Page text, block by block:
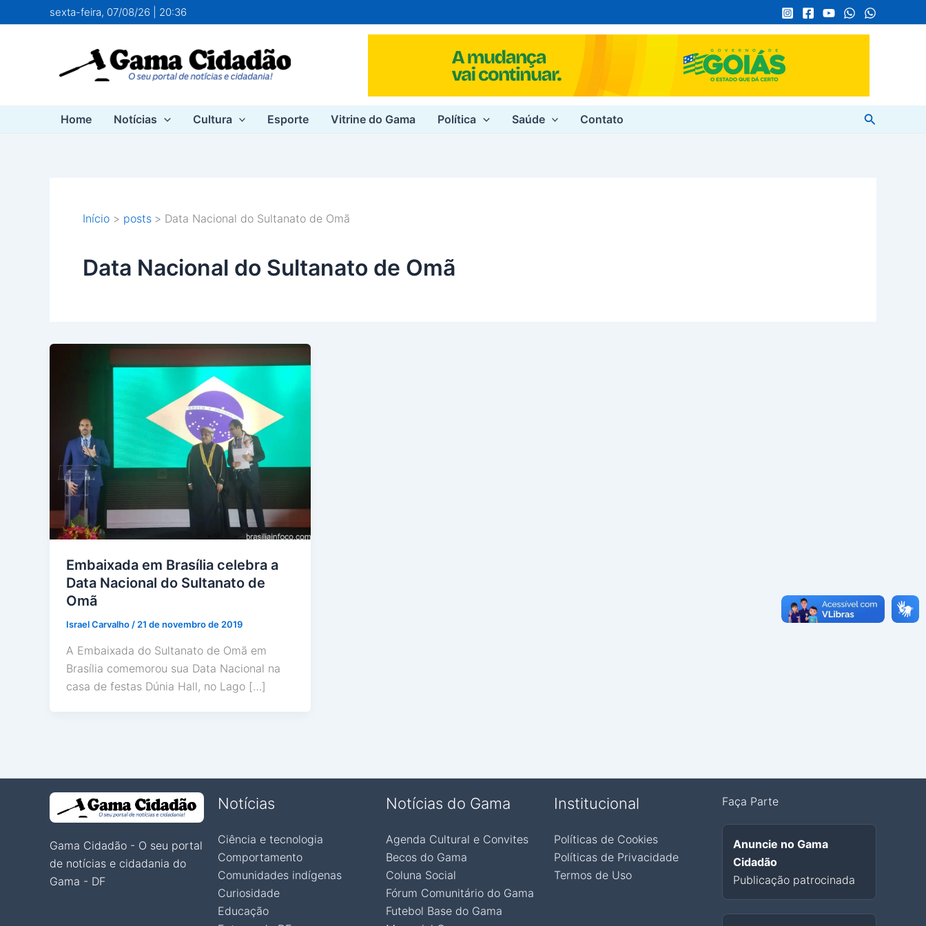
para
sexta-feira, 07/08/26 | 20:36
Home Notícias Cultura Esporte Vitrine do Gama Política Saúde Contato Pesquisar
Início posts Data Nacional do Sultanato de Omã
Data Nacional do Sultanato de Omã
Embaixada em Brasília celebra a
Data Nacional do Sultanato de
Omã
Israel Carvalho / 21 de novembro de 2019
A Embaixada do Sultanato de Omã em
Brasília comemorou sua Data Nacional na
casa de festas Dúnia Hall, no Lago […]
Gama Cidadão - O seu portal
de notícias e cidadania do
Gama - DF
Notícias
Ciência e tecnologia
Comportamento
Comunidades indígenas
Curiosidade
Educação
Notícias do Gama
Agenda Cultural e Convites
Becos do Gama
Coluna Social
Fórum Comunitário do Gama
Futebol Base do Gama
Institucional
Políticas de Cookies
Políticas de Privacidade
Termos de Uso
Faça Parte
Anuncie no Gama
Cidadão
Publicação patrocinada